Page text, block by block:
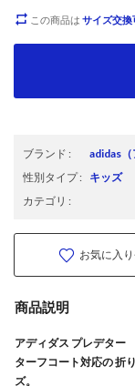
この商品は サイズ交換
ブランド : adidas
性別タイプ: キッズ
カテゴリ :
お気に入
商品説明
アディダス プレデター
ターフコート対応の 折
ズ。